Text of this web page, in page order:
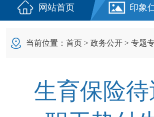
网站首页 印象
当前位置： 首页 > 政务公开 > 专题
生育保险